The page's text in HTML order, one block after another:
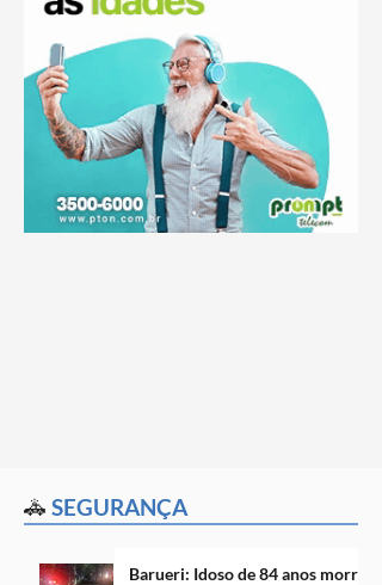
🚓 SEGURANÇA
Barueri: Idoso de 84 anos morre